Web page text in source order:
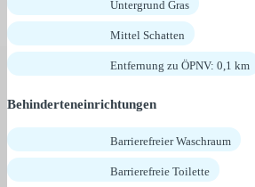
Untergrund Gras
Mittel Schatten
Entfernung zu ÖPNV: 0,1 km
Behinderteneinrichtungen
Barrierefreier Waschraum
Barrierefreie Toilette